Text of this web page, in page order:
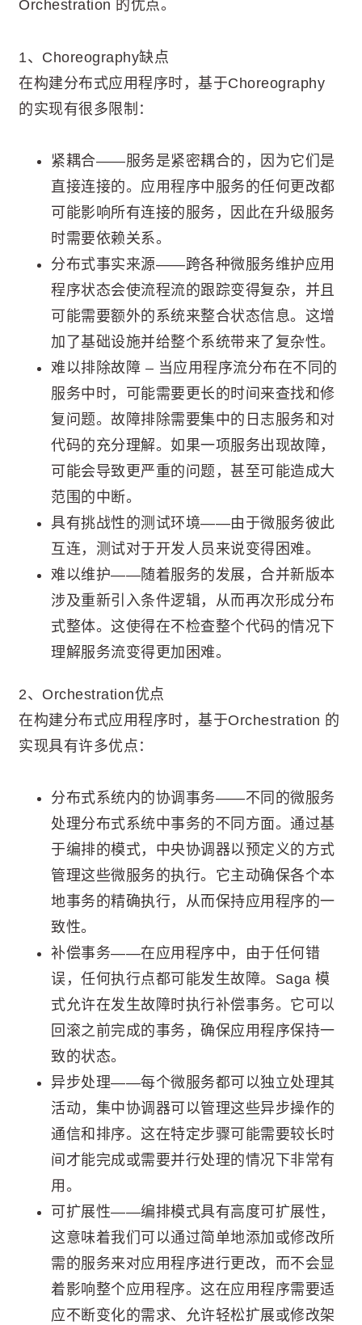
Orchestration 的优点。
1、Choreography缺点
在构建分布式应用程序时，基于Choreography
的实现有很多限制：
紧耦合——服务是紧密耦合的，因为它们是
直接连接的。应用程序中服务的任何更改都
可能影响所有连接的服务，因此在升级服务
时需要依赖关系。
分布式事实来源——跨各种微服务维护应用
程序状态会使流程流的跟踪变得复杂，并且
可能需要额外的系统来整合状态信息。这增
加了基础设施并给整个系统带来了复杂性。
难以排除故障 – 当应用程序流分布在不同的
服务中时，可能需要更长的时间来查找和修
复问题。故障排除需要集中的日志服务和对
代码的充分理解。如果一项服务出现故障，
可能会导致更严重的问题，甚至可能造成大
范围的中断。
具有挑战性的测试环境——由于微服务彼此
互连，测试对于开发人员来说变得困难。
难以维护——随着服务的发展，合并新版本
涉及重新引入条件逻辑，从而再次形成分布
式整体。这使得在不检查整个代码的情况下
理解服务流变得更加困难。
2、Orchestration优点
在构建分布式应用程序时，基于Orchestration 的
实现具有许多优点：
分布式系统内的协调事务——不同的微服务
处理分布式系统中事务的不同方面。通过基
于编排的模式，中央协调器以预定义的方式
管理这些微服务的执行。它主动确保各个本
地事务的精确执行，从而保持应用程序的一
致性。
补偿事务——在应用程序中，由于任何错
误，任何执行点都可能发生故障。Saga 模
式允许在发生故障时执行补偿事务。它可以
回滚之前完成的事务，确保应用程序保持一
致的状态。
异步处理——每个微服务都可以独立处理其
活动，集中协调器可以管理这些异步操作的
通信和排序。这在特定步骤可能需要较长时
间才能完成或需要并行处理的情况下非常有
用。
可扩展性——编排模式具有高度可扩展性，
这意味着我们可以通过简单地添加或修改所
需的服务来对应用程序进行更改，而不会显
着影响整个应用程序。这在应用程序需要适
应不断变化的需求、允许轻松扩展或修改架